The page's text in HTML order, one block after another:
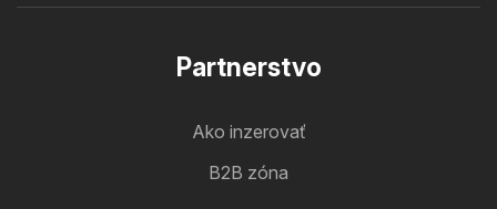
Partnerstvo
Ako inzerovať
B2B zóna